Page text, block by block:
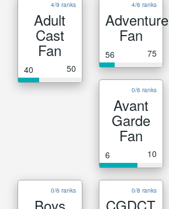
4/9 ranks
Adult
Cast
Fan
40 50
4/6 ranks
Adventure
Fan
56 75
0/6 ranks
Avant
Garde
Fan
6 10
0/6 ranks 0/8 ranks